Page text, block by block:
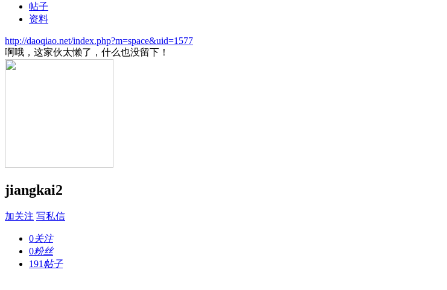
帖子
资料
http://daoqiao.net/index.php?m=space&uid=1577
啊哦，这家伙太懒了，什么也没留下！
jiangkai2
加关注 写私信
0关注
0粉丝
191 帖子